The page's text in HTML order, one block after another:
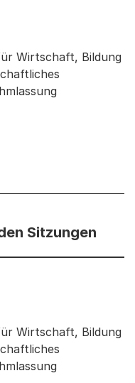
Wirtschaft, Bildung
Sitzungen
Informationen
Wirtschaft, Bildung